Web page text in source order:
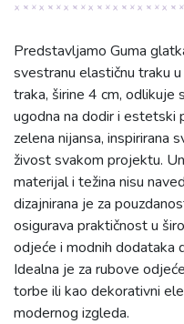
Predstavljamo Guma
svestranu elastičnu traku
traka, širine 4 cm,
ugodna na dodir i estetski
zelena nijansa, inspirirana
živost svakom projektu.
materijal i težina nisu
dizajnirana je za
osigurava praktičnost u
odjeće i modnih dodataka
Idealna je za rubove
torbe ili kao dekorativni
modernog izgleda.